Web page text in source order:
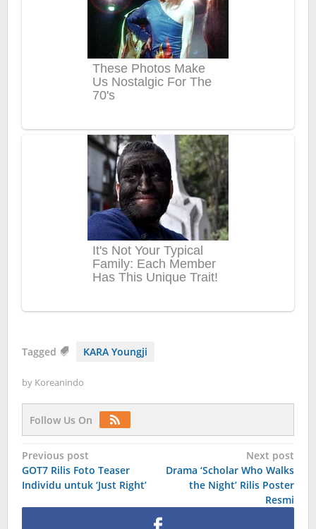
Tagged KARA Youngji
by Koreanindo
Follow Us On
Post
navigation
Previous post
GOT7 Rilis Foto Teaser
Individu untuk ‘Just Right’
Next post
Drama ‘Scholar Who Walks
the Night’ Rilis Poster
Resmi